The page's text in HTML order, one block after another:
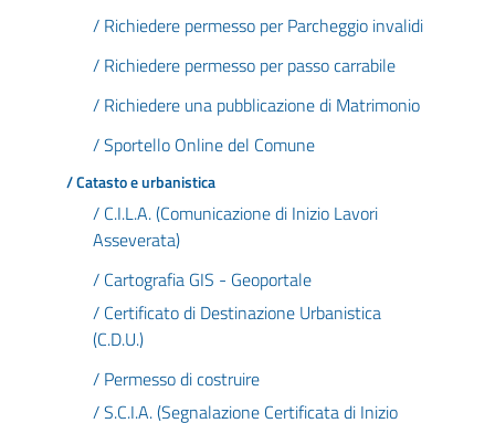
/ Richiedere permesso per Parcheggio invalidi
/ Richiedere permesso per passo carrabile
/ Richiedere una pubblicazione di Matrimonio
/ Sportello Online del Comune
/ Catasto e urbanistica
/ C.I.L.A. (Comunicazione di Inizio Lavori
Asseverata)
/ Cartografia GIS - Geoportale
/ Certificato di Destinazione Urbanistica
(C.D.U.)
/ Permesso di costruire
/ S.C.I.A. (Segnalazione Certificata di Inizio